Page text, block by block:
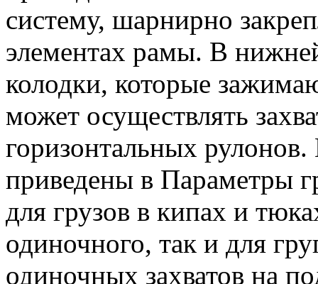
систему, шарнирно
элементах рамы. В
колодки, которые
может осуществлять
горизонтальных
приведены в Параметры
для грузов в кипах и
одиночного, так и для
одиночных захватов на